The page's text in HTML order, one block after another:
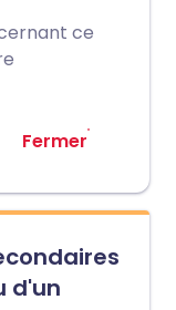
ce
Fermer
d'un